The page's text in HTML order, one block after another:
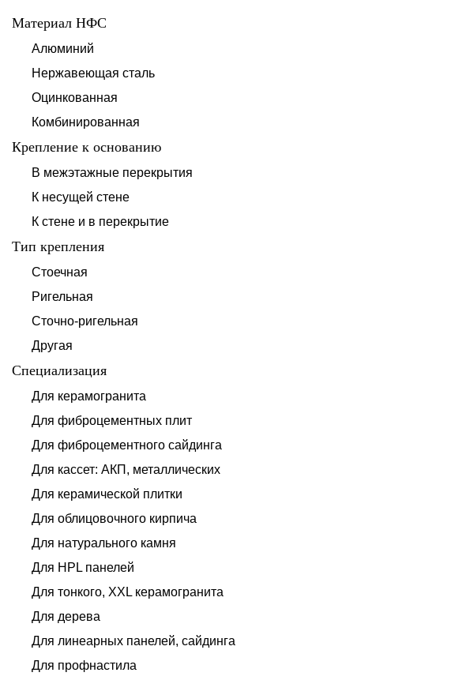
Материал НФС
Алюминий
Нержавеющая сталь
Оцинкованная
Комбинированная
Крепление к основанию
В межэтажные перекрытия
К несущей стене
К стене и в перекрытие
Тип крепления
Стоечная
Ригельная
Сточно-ригельная
Другая
Специализация
Для керамогранита
Для фиброцементных плит
Для фиброцементного сайдинга
Для кассет: АКП, металлических
Для керамической плитки
Для облицовочного кирпича
Для натурального камня
Для HPL панелей
Для тонкого, XXL керамогранита
Для дерева
Для линеарных панелей, сайдинга
Для профнастила